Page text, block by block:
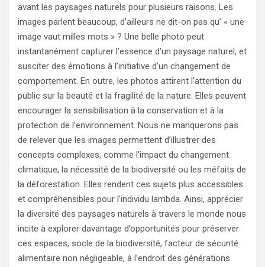
avant les paysages naturels pour plusieurs raisons. Les
images parlent beaucoup, d’ailleurs ne dit-on pas qu’ « une
image vaut milles mots » ? Une belle photo peut
instantanément capturer l’essence d’un paysage naturel, et
susciter des émotions à l’initiative d’un changement de
comportement. En outre, les photos attirent l’attention du
public sur la beauté et la fragilité de la nature. Elles peuvent
encourager la sensibilisation à la conservation et à la
protection de l’environnement. Nous ne manquerons pas
de relever que les images permettent d’illustrer des
concepts complexes, comme l’impact du changement
climatique, la nécessité de la biodiversité ou les méfaits de
la déforestation. Elles rendent ces sujets plus accessibles
et compréhensibles pour l’individu lambda. Ainsi, apprécier
la diversité des paysages naturels à travers le monde nous
incite à explorer davantage d’opportunités pour préserver
ces espaces, socle de la biodiversité, facteur de sécurité
alimentaire non négligeable, à l’endroit des générations